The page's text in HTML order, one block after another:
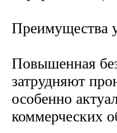
Преимущества
Повышенная
затрудняют
особенно
коммерческих